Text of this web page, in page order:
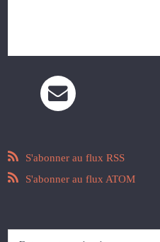
S'abonner au flux RSS
S'abonner au flux ATOM